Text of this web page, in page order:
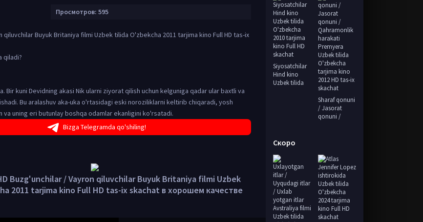
Просмотров: 595
qiluvchilar Buyuk Britaniya filmi Uzbek tilida O'zbekcha 2011 tarjima kino Full HD tas-ix
qiladi?
Bir kuni Devidning akasi Nik ularni ziyorat qilish uchun kelguniga qadar ular baxtli va
Bu aralashuv aka-uka o'rtasidagi eski noroziliklarni keltirib chiqaradi, yosh
va uning eri butunlay boshqa odamlar ekanligini ko'rsatadi.
Bizga Telegramda qo'shiling!
Buzg'unchilar / Vayron qiluvchilar Buyuk Britaniya filmi Uzbek
2011 tarjima kino Full HD tas-ix skachat в хорошем качестве
Siyosatchilar
Hind kino
Uzbek tilida
Sharaf qonuni
/ Jasorat
qonuni /
Скоро